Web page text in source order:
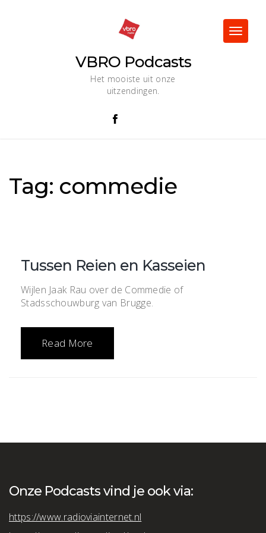
VBRO Podcasts
Het mooiste uit onze
uitzendingen.
Toggle
Tag: commedie
Tussen Reien en Kasseien
Wijlen Jaak Rau over de Commedie of
Stadsschouwburg van Brugge.
Read More
Onze Podcasts vind je ook via:
https://www.radioviainternet.nl